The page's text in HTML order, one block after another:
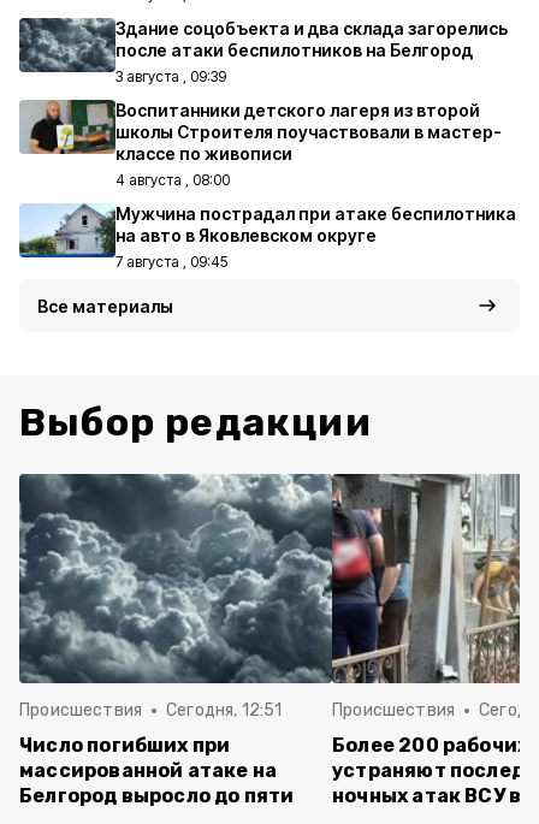
Здание соцобъекта и два склада загорелись
после атаки беспилотников на Белгород
3 августа , 09:39
Воспитанники детского лагеря из второй
школы Строителя поучаствовали в мастер-
классе по живописи
4 августа , 08:00
Мужчина пострадал при атаке беспилотника
на авто в Яковлевском округе
7 августа , 09:45
Все материалы
Выбор редакции
Происшествия Сегодня, 12:51
Число погибших при
массированной атаке на
Белгород выросло до пяти
Происшествия
Более 200 рабочих
устраняют
ночных атак ВСУ в